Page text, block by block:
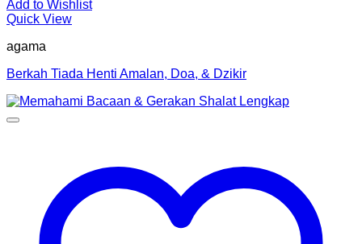
Add to Wishlist
Quick View
agama
Berkah Tiada Henti Amalan, Doa, & Dzikir